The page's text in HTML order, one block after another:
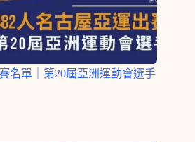
名單｜第20屆亞洲運動會選手